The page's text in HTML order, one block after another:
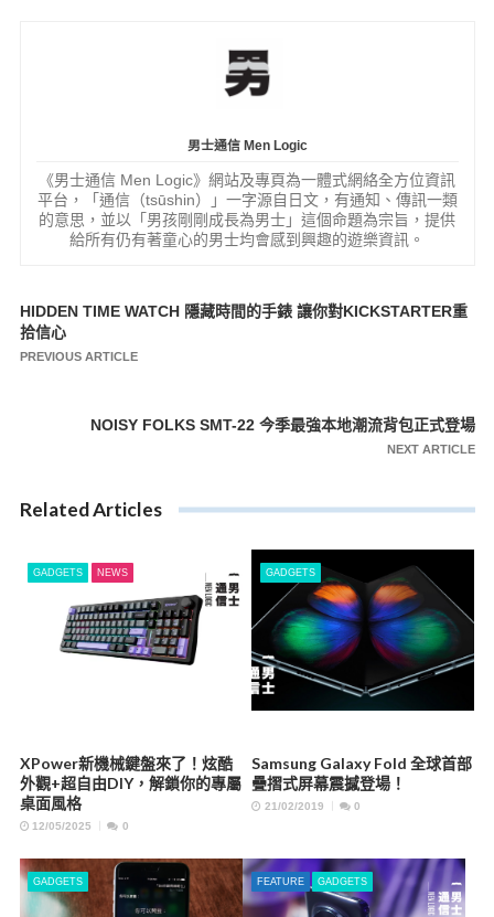
男士通信 Men Logic
《男士通信 Men Logic》網站及專頁為一體式網絡全方位資訊
平台，「通信（tsūshin）」一字源自日文，有通知、傳訊一類
的意思，並以「男孩剛剛成長為男士」這個命題為宗旨，提供
給所有仍有著童心的男士均會感到興趣的遊樂資訊。
文
章
HIDDEN TIME WATCH 隱藏時間的手錶 讓你對KICKSTARTER重
拾信心
PREVIOUS ARTICLE
NOISY FOLKS SMT-22 今季最強本地潮流背包正式登場
NEXT ARTICLE
Related Articles
GADGETS NEWS
XPower新機械鍵盤來了！炫酷
外觀+超自由DIY，解鎖你的專屬
桌面風格
12/05/2025 0
GADGETS
Samsung Galaxy Fold 全球首部
疊摺式屏幕震撼登場！
21/02/2019 0
GADGETS FEATURE GADGETS